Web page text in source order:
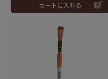
カートに入れる